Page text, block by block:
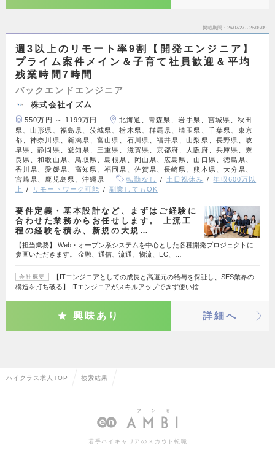
掲載期間 26/07/27～26/08/09
週3以上のリモート率9割【開発エンジニア】
プライム案件メイン＆子育て社員歓迎＆平均
残業時間7時間
バックエンドエンジニア
株式会社イズム
550万円 ～ 1199万円
北海道、青森県、岩手県、宮城県、秋田
県、山形県、福島県、茨城県、栃木県、群馬県、埼玉県、千葉県、東京
都、神奈川県、新潟県、富山県、石川県、福井県、山梨県、長野県、岐
阜県、静岡県、愛知県、三重県、滋賀県、京都府、大阪府、兵庫県、奈
良県、和歌山県、鳥取県、島根県、岡山県、広島県、山口県、徳島県、
香川県、愛媛県、高知県、福岡県、佐賀県、長崎県、熊本県、大分県、
宮崎県、鹿児島県、沖縄県
転勤なし 土日祝休み
年収600万以
上
リモートワーク可能 副業してもOK
要件定義・基本設計など、まずはご経験に
合わせた業務からお任せします。 上流工
程の経験を積み、新規の大規…
【担当業務】 Web・オープン系システムを中心とした各種開発プロジェクトに
参画いただきます。 金融、通信、流通、物流、EC、…
会社概要
【ITエンジニアとしての成長と高還元の給与を保証し、SES業界の
構造を打ち破る】 ITエンジニアがスキルアップできず使い捨…
興味あり 詳細へ
ハイクラス求人TOP 検索結果
若手ハイキャリアのスカウト転職